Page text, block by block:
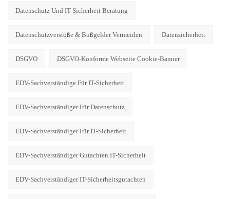
Datenschutz Und IT-Sicherheit Beratung
Datenschutzverstöße & Bußgelder Vermeiden Datensicherheit
DSGVO DSGVO-Konforme Webseite Cookie-Banner
EDV-Sachverständige Für IT-Sicherheit
EDV-Sachverständiger Für Datenschutz
EDV-Sachverständiger Für IT-Sicherheit
EDV-Sachverständiger Gutachten IT-Sicherheit
EDV-Sachverständiger IT-Sicherheitsgutachten